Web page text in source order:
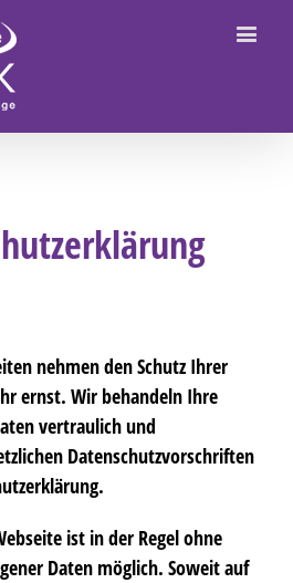
nehmen den Schutz Ihrer
ernst. Wir behandeln Ihre
vertraulich und
Datenschutzvorschriften
ist in der Regel ohne
Daten möglich. Soweit auf